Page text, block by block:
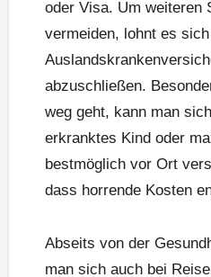
oder Visa. Um weiteren
vermeiden, lohnt es
abzuschließen.
weg geht, kann man
erkranktes Kind oder
bestmöglich vor Ort
dass horrende Kosten
Abseits von der
man sich auch bei